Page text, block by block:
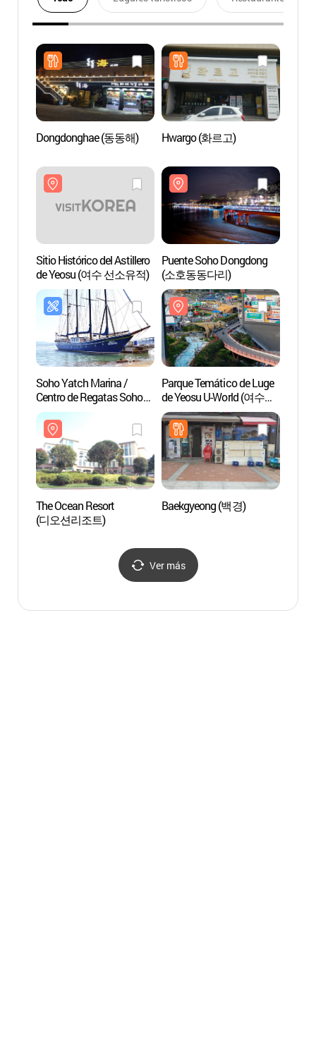
Dongdonghae (동동해) Hwargo (화르고)
Sitio Histórico del Astillero
de Yeosu (여수 선소유적)
Puente Soho Dongdong
(소호동동다리)
Soho Yatch Marina /
Centro de Regatas Soho
(소호요트마리나 /
소호요트경기장)
Parque Temático de Luge
de Yeosu U-World (여수
유월드 루지 테마파크)
The Ocean Resort
(디오션리조트)
Baekgyeong (백경)
Ver más